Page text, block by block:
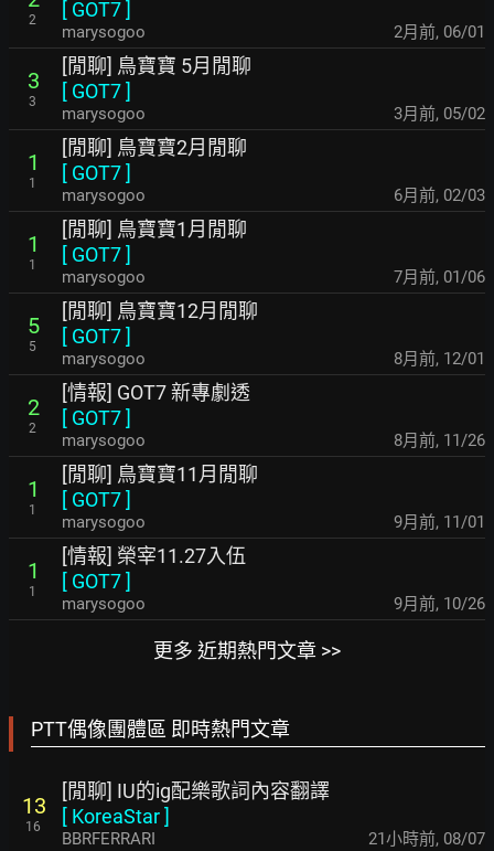
2
[ GOT7]
marysogoo 2月前, 06/01
3
3
[閒聊] 鳥寶寶 5月閒聊
[ GOT7]
marysogoo 3月前, 05/02
1
1
[閒聊] 鳥寶寶2月閒聊
[ GOT7]
marysogoo 6月前, 02/03
1
1
[閒聊] 鳥寶寶1月閒聊
[ GOT7]
marysogoo 7月前, 01/06
5
5
[閒聊] 鳥寶寶12月閒聊
[ GOT7]
marysogoo 8月前, 12/01
2
2
[情報] GOT7 新專劇透
[ GOT7]
marysogoo 8月前, 11/26
1
1
[閒聊] 鳥寶寶11月閒聊
[ GOT7]
marysogoo 9月前, 11/01
1
1
[情報] 榮宰11.27入伍
[ GOT7]
marysogoo 9月前, 10/26
更多 近期熱門文章 >>
PTT偶像團體區 即時熱門文章
13
16
[閒聊] IU的ig配樂歌詞內容翻譯
[ KoreaStar]
BBRFERRARI 21小時前, 08/07